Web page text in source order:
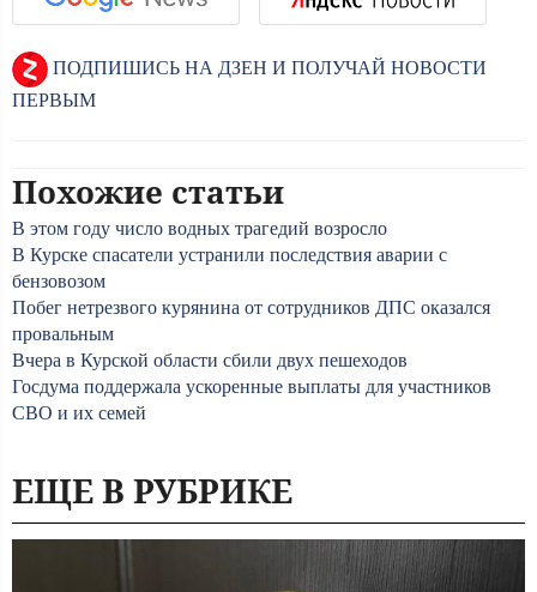
ПОДПИШИСЬ НА ДЗЕН И ПОЛУЧАЙ НОВОСТИ
ПЕРВЫМ
Похожие статьи
В этом году число водных трагедий возросло
В Курске спасатели устранили последствия аварии с
бензовозом
Побег нетрезвого курянина от сотрудников ДПС оказался
провальным
Вчера в Курской области сбили двух пешеходов
Госдума поддержала ускоренные выплаты для участников
СВО и их семей
ЕЩЕ В РУБРИКЕ